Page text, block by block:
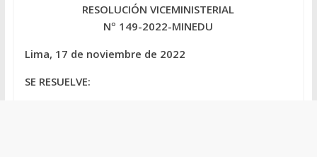
RESOLUCIÓN VICEMINISTERIAL
Nº 149-2022-MINEDU
Lima, 17 de noviembre de 2022
SE RESUELVE: